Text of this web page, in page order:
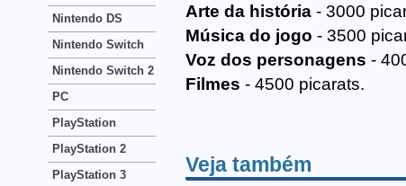
Arte da história - 3000
Música do jogo - 3500
Voz dos personagens -
Filmes - 4500 picarats.
Veja também
Nintendo DS
Nintendo Switch
Nintendo Switch 2
PC
PlayStation
PlayStation 2
PlayStation 3